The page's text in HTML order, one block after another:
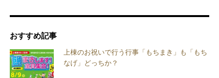
おすすめ記事
上棟のお祝いで行う行事「もちまき」も「もち
なげ」どっちか？